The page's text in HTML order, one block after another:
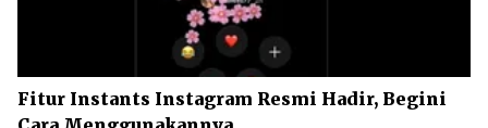
Fitur Instants Instagram Resmi Hadir, Begini